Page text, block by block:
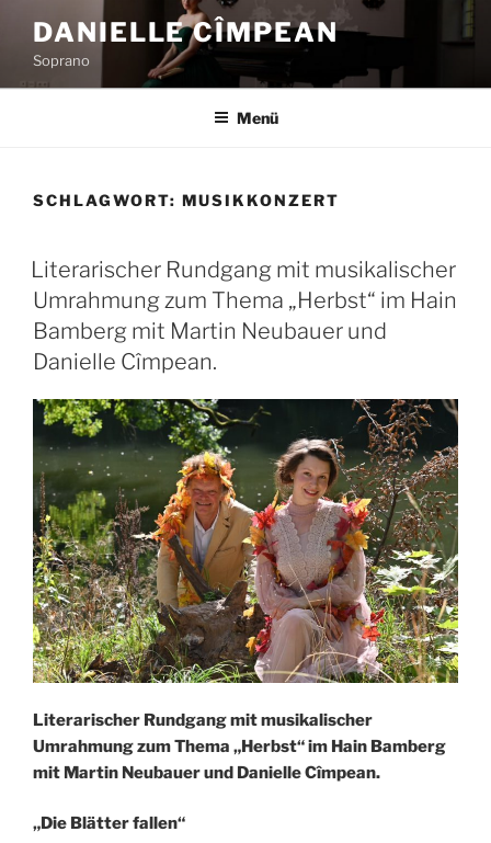
Inhalt
springen
DANIELLE CÎMPEAN
Soprano
Menü
SCHLAGWORT: MUSIKKONZERT
Literarischer Rundgang mit musikalischer
Umrahmung zum Thema „Herbst“ im Hain
Bamberg mit Martin Neubauer und
Danielle Cîmpean.
Literarischer Rundgang mit musikalischer
Umrahmung zum Thema „Herbst“ im Hain Bamberg
mit Martin Neubauer und Danielle Cîmpean.
„Die Blätter fallen“